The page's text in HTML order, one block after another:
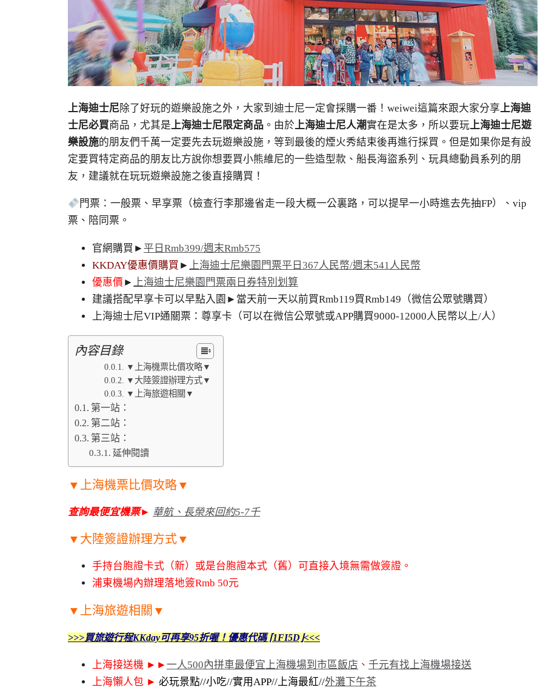
上海迪士尼除了好玩的遊樂設施之外，大家到迪士尼一定會採購一番！weiwei這篇來跟大家分享 上海迪
士尼必買商品，尤其是 上海迪士尼限定商品 。由於 上海迪士尼人潮實在是太多，所以要玩 上海迪士尼遊
樂設施的朋友們千萬一定要先去玩遊樂設施，等到最後的煙火秀結束後再進行採買。但是如果你是有設
定要買特定商品的朋友比方說你想要買小熊維尼的一些造型款、船長海盜系列、玩具總動員系列的朋
友，建議就在玩玩遊樂設施之後直接購買！
門票：一般票、早享票（檢查行李那邊省走一段大概一公裏路，可以提早一小時進去先抽FP）、vip
票、陪同票。
官網購買► 平日Rmb399/週末Rmb575
KKDAY優惠價購買 ►
上海迪士尼樂園門票平日367人民幣/週末541人民幣
優惠價 ►
上海迪士尼樂園門票兩日券特別划算
建議搭配早享卡可以早點入園►當天前一天以前買Rmb119買Rmb149（微信公眾號購買）
上海迪士尼VIP通關票：尊享卡（可以在微信公眾號或APP購買9000-12000人民幣以上/人）
內容目錄
▼上海機票比價攻略▼
▼大陸簽證辦理方式▼
▼上海旅遊相關▼
第一站：
第二站：
第三站：
延伸閱讀
▼上海機票比價攻略▼
查詢最便宜機票► 華航、長榮來回約5-7千
▼大陸簽證辦理方式▼
手持台胞證卡式（新）或是台胞證本式（舊）可直接入境無需做簽證。
浦東機場內辦理落地簽Rmb 50元
▼上海旅遊相關▼
>>>買旅遊行程KKday可再享95折喔！優惠代碼 ⌈1FI5D⌋<<<
上海接送機 ►► 一人500內拼車最便宜上海機場到市區飯店 、 千元有找上海機場接送
上海懶人包 ► 必玩景點//小吃//實用APP//上海最紅//外灘下午茶